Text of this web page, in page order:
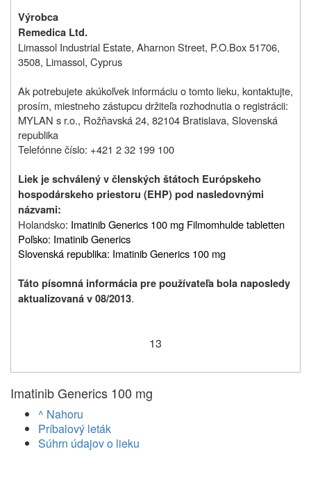
Výrobca
Remedica Ltd.
Limassol Industrial Estate, Aharnon Street, P.O.Box 51706,
3508, Limassol, Cyprus
Ak potrebujete akúkoľvek informáciu o tomto lieku, kontaktujte,
prosím, miestneho zástupcu držiteľa rozhodnutia o registrácii:
MYLAN s r.o., Rožňavská 24, 82104 Bratislava, Slovenská
republika
Telefónne číslo: +421 2 32 199 100
Liek je schválený v členských štátoch Európskeho
hospodárskeho priestoru (EHP) pod nasledovnými
názvami:
Holandsko: Imatinib Generics 100 mg Filmomhulde tabletten
Poľsko: Imatinib Generics
Slovenská republika: Imatinib Generics 100 mg
Táto písomná informácia pre používateľa bola naposledy
aktualizovaná v08/2013.
13
Imatinib Generics 100 mg
^ Nahoru
Príbalový leták
Súhrn údajov o lieku